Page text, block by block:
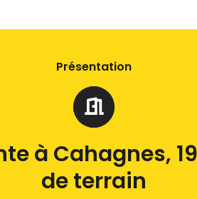
Présentation
à Cahagnes,
de terrain